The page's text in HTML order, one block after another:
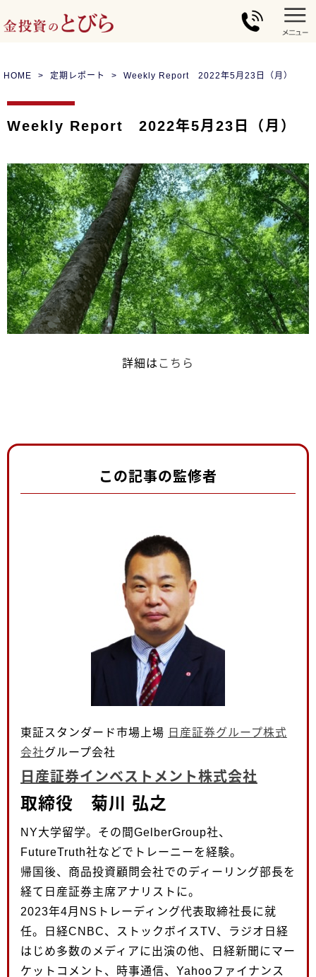
HOME 定期レポート Weekly Report 2022年5月23日（月）
Weekly Report 2022年5月23日（月）
詳細は こちら
この記事の監修者
東証スタンダード市場上場 日産証券グループ株式
会社グループ会社
日産証券インベストメント株式会社
取締役 菊川 弘之
NY大学留学。その間GelberGroup社、
FutureTruth社などでトレーニーを経験。
帰国後、商品投資顧問会社でのディーリング部長を
経て日産証券主席アナリストに。
2023年4月NSトレーディング代表取締社長に就
任。日経CNBC、ストックボイスTV、ラジオ日経
はじめ多数のメディアに出演の他、日経新聞にマー
ケットコメント、時事通信、Yahooファイナンス